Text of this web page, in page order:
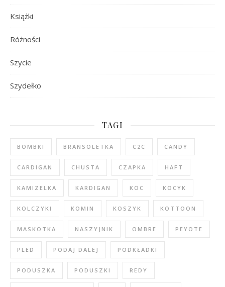
Książki
Różności
Szycie
Szydełko
TAGI
BOMBKI BRANSOLETKA C2C CANDY
CARDIGAN CHUSTA CZAPKA HAFT
KAMIZELKA KARDIGAN KOC KOCYK
KOLCZYKI KOMIN KOSZYK KOTTOON
MASKOTKA NASZYJNIK OMBRE PEYOTE
PLED PODAJ DALEJ PODKŁADKI
PODUSZKA PODUSZKI REDY